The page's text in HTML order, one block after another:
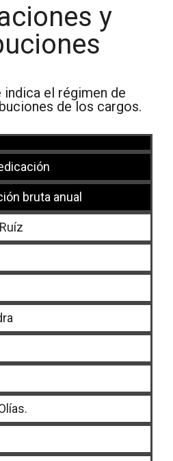
y
el régimen de
de los cargos.
bruta anual